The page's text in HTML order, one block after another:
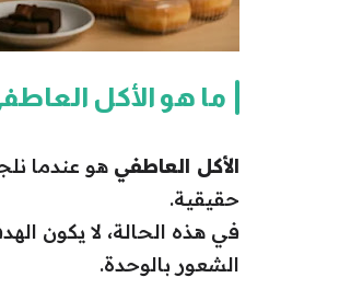
ما هو الأكل
الأكل العاطفي هو عندما
حقيقية.
في هذه الحالة، لا يكون
الشعور بالوحدة.